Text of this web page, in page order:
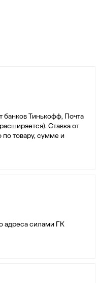
банков Тинькофф, Почта
Ставка от
по товару, сумме и
адреса силами ГК